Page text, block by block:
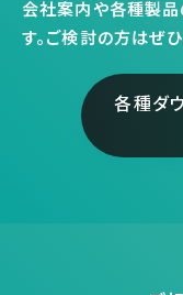
会社案内や各種製品
す。ご検討の方はぜひ
各種ダ